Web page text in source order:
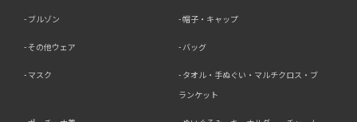
ブルゾン 帽子・キャップ
その他ウェア バッグ
マスク
タオル・手ぬぐい・マルチクロス・ブ
ランケット